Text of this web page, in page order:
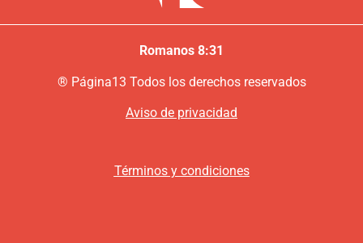
Romanos 8:31
® Página13 Todos los derechos reservados
Aviso de privacidad
Términos y condiciones